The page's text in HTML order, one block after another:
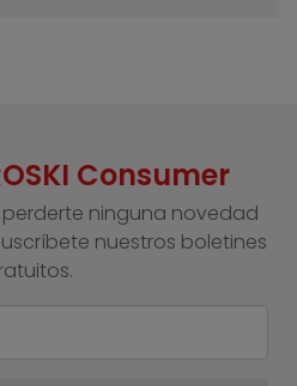
Consumer
ninguna novedad
nuestros boletines